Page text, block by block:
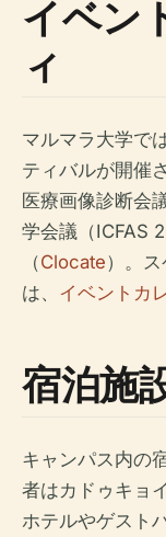
イベン
ィ
マルマラ大学で
ティバルが開催
医療画像診断会
学会議（ICFAS
（Clocate）。
は、 イベントカ
宿泊施
キャンパス内の
者はカドゥキョ
ホテルやゲスト